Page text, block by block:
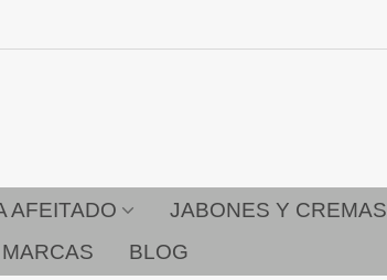
AFEITADO JABONES Y CREMAS
MARCAS BLOG